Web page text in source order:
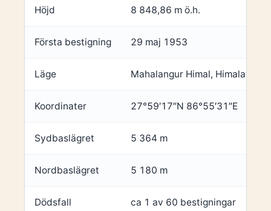
Höjd 8 848,86 m ö.h.
Första bestigning 29 maj 1953
Läge Mahalangur Himal, Himalaya
Koordinater 27°59′17″N 86°55′31″E
Sydbaslägret 5 364 m
Nordbaslägret 5 180 m
Dödsfall ca 1 av 60 bestigningar